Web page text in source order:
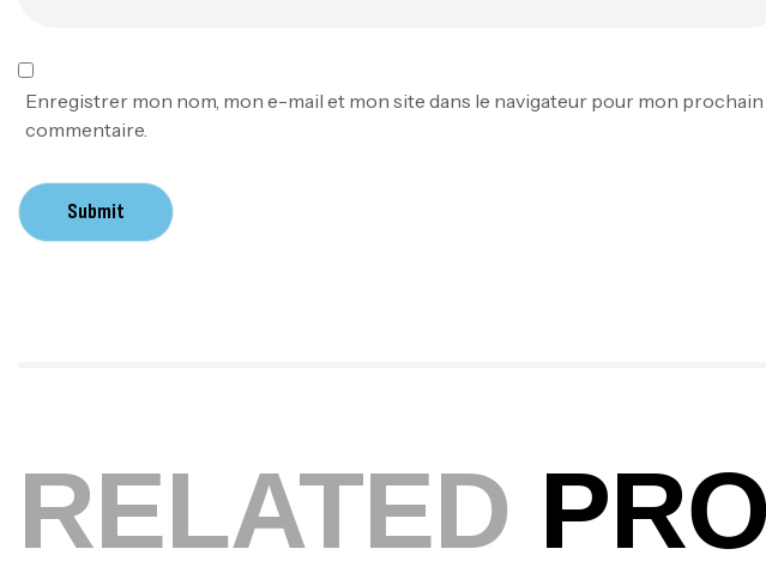
Enregistrer mon nom, mon e-mail et mon site dans le navigateur pour mon prochain
commentaire.
Submit
RELATED